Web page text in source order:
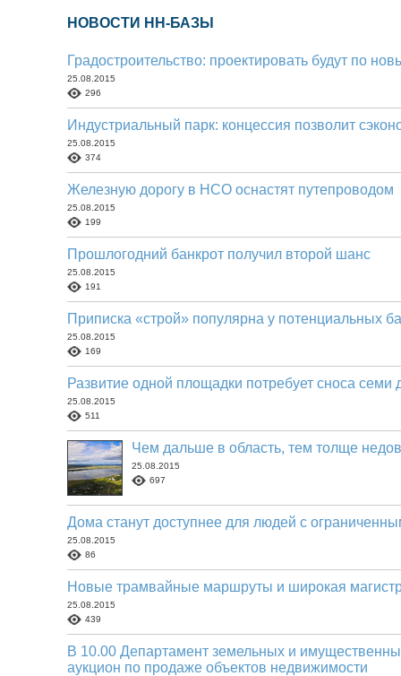
НОВОСТИ НН-БАЗЫ
Градостроительство: проектировать будут по
25.08.2015
296
Индустриальный парк: концессия позволит
25.08.2015
374
Железную дорогу в НСО оснастят путепроводом
25.08.2015
199
Прошлогодний банкрот получил второй шанс
25.08.2015
191
Приписка «строй» популярна у потенциальных
25.08.2015
169
Развитие одной площадки потребует сноса семи
25.08.2015
511
Чем дальше в область, тем толще
25.08.2015
697
Дома станут доступнее для людей с
25.08.2015
86
Новые трамвайные маршруты и широкая
25.08.2015
439
В 10.00 Департамент земельных и
аукцион по продаже объектов недвижимости